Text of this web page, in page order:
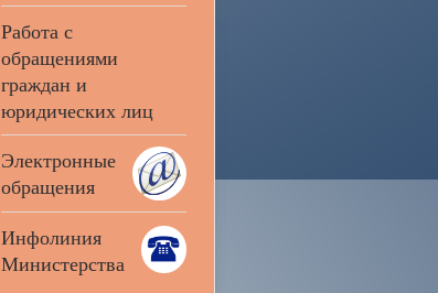
Работа с
обращениями
граждан и
юридических лиц
Электронные
обращения
Инфолиния
Министерства